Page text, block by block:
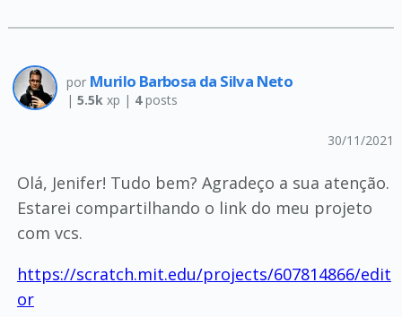
por Murilo Barbosa da Silva Neto
| 5.5kxp | 4posts
30/11/2021
Olá, Jenifer! Tudo bem? Agradeço a sua atenção.
Estarei compartilhando o link do meu projeto
com vcs.
https://scratch.mit.edu/projects/607814866/edit
or